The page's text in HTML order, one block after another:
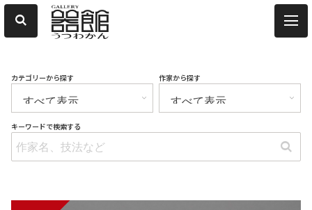
カテゴリーから探す 作家から探す
キーワードで検索する